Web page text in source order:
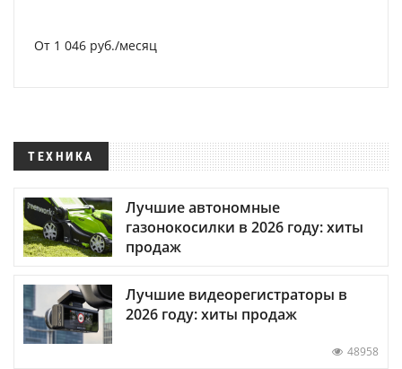
От 1 046 руб./месяц
ТЕХНИКА
Лучшие автономные
газонокосилки в 2026 году: хиты
продаж
Лучшие видеорегистраторы в
2026 году: хиты продаж
48958